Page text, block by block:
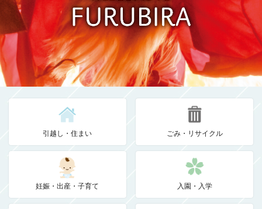
引越し・住まい ごみ・リサイクル
妊娠・出産・子育て 入園・入学